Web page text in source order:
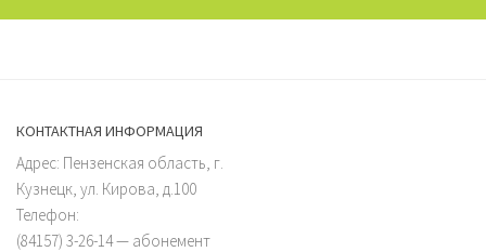
КОНТАКТНАЯ ИНФОРМАЦИЯ
Адрес: Пензенская область, г.
Кузнецк, ул. Кирова, д.100
Телефон:
(84157) 3-26-14 — абонемент